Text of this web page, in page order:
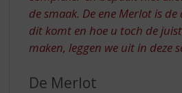
de smaak. De ene Merlot is
dit komt en hoe u toch de
maken, leggen we uit in deze
De Merlot